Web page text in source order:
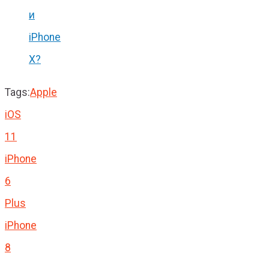
и
iPhone
X?
Tags:Apple
iOS
11
iPhone
6
Plus
iPhone
8